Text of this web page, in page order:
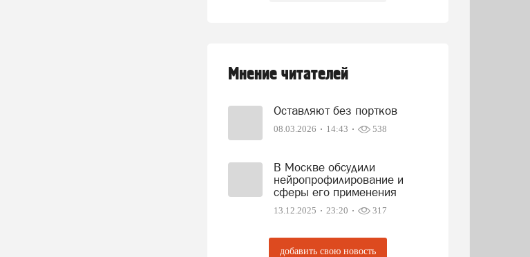
Мнение читателей
Оставляют без портков
08.03.2026 14:43 538
В Москве обсудили
нейропрофилирование и
сферы его применения
13.12.2025 23:20 317
добавить свою новость